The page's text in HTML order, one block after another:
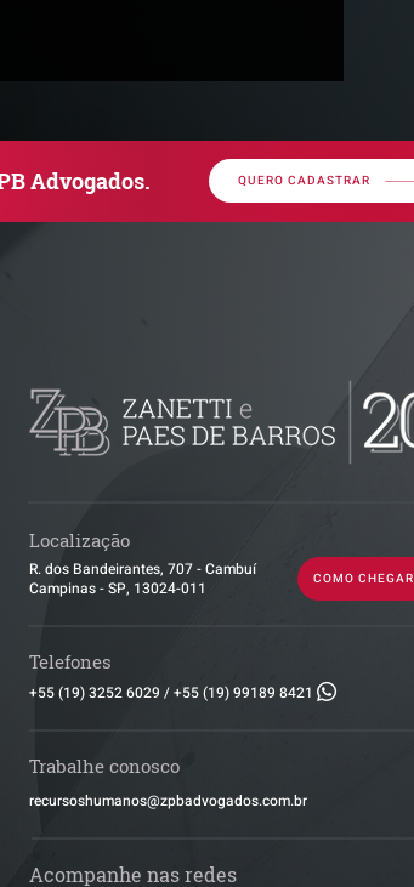
condominial anterior?
Advogados. QUERO CADASTRAR
Localização
R. dos Bandeirantes, 707 - Cambuí
Campinas - SP, 13024-011
COMO CHEGAR
Telefones
+55 (19) 3252 6029 /+55 (19) 99189 8421
Trabalhe conosco
​recursoshumanos@zpbadvogados.com.br
Acompanhe nas redes